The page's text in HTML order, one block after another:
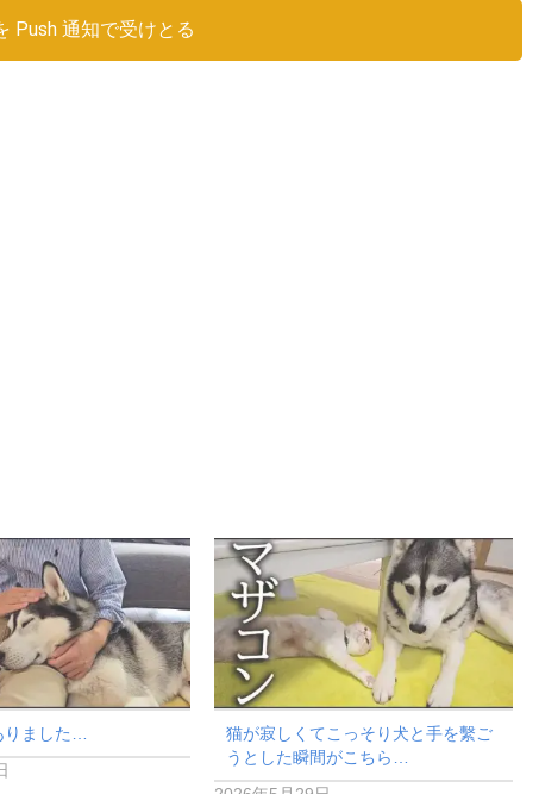
Push 通知で受けとる
ました…
猫が寂しくてこっそり犬と手を繫ご
うとした瞬間がこちら…